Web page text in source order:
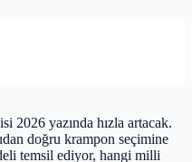
2026 yazında hızla artacak.
doğru krampon seçimine
temsil ediyor, hangi milli